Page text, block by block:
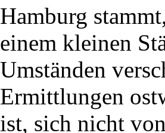
Hamburg
einem kleinen
Umständen
Ermittlungen
ist, sich nicht